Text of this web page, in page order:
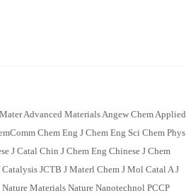
Advanced Materials Angew Chem Applied
Chem Eng J Chem Eng Sci Chem Phys
J Catal Chin J Chem Eng Chinese J Chem
JCTB J Materl Chem J Mol Catal A J
Materials Nature Nanotechnol PCCP